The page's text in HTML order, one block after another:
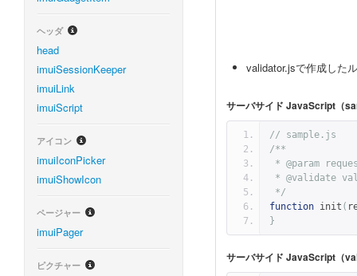
ヘッダ
head
imuiSessionKeeper
imuiLink
imuiScript
アイコン
imuiIconPicker
imuiShowIcon
ページャー
imuiPager
ピクチャー
validator.jsで作成した
サーバサイド JavaScript（
// sample.js
/**
* @param
* @validate
*/
function init (
}
サーバサイド JavaScript（